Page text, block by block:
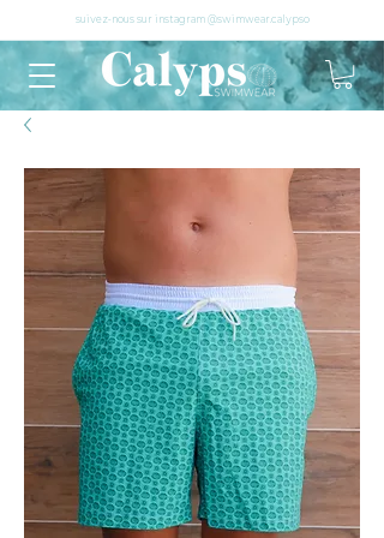
suivez-nous sur instagram @swimwear.calypso